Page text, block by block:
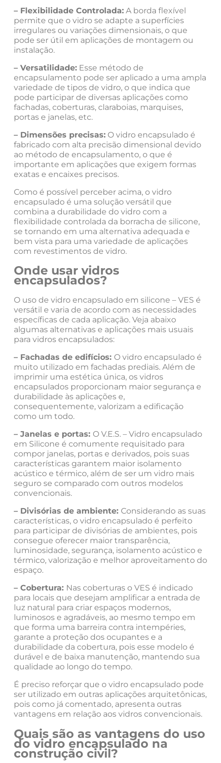
– Flexibilidade Controlada: A borda flexível
permite que o vidro se adapte a superfícies
irregulares ou variações dimensionais, o que
pode ser útil em aplicações de montagem ou
instalação.
– Versatilidade: Esse método de
encapsulamento pode ser aplicado a uma ampla
variedade de tipos de vidro, o que indica que
pode participar de diversas aplicações como
fachadas, coberturas, claraboias, marquises,
portas e janelas, etc.
– Dimensões precisas: O vidro encapsulado é
fabricado com alta precisão dimensional devido
ao método de encapsulamento, o que é
importante em aplicações que exigem formas
exatas e encaixes precisos.
Como é possível perceber acima, o vidro
encapsulado é uma solução versátil que
combina a durabilidade do vidro com a
flexibilidade controlada da borracha de silicone,
se tornando em uma alternativa adequada e
bem vista para uma variedade de aplicações
com revestimentos de vidro.
Onde usar vidros
encapsulados?
O uso de vidro encapsulado em silicone – VES é
versátil e varia de acordo com as necessidades
específicas de cada aplicação. Veja abaixo
algumas alternativas e aplicações mais usuais
para vidros encapsulados:
– Fachadas de edifícios: O vidro encapsulado é
muito utilizado em fachadas prediais. Além de
imprimir uma estética única, os vidros
encapsulados proporcionam maior segurança e
durabilidade às aplicações e,
consequentemente, valorizam a edificação
como um todo.
– Janelas e portas: O V.E.S. – Vidro encapsulado
em Silicone é comumente requisitado para
compor janelas, portas e derivados, pois suas
características garantem maior isolamento
acústico e térmico, além de ser um vidro mais
seguro se comparado com outros modelos
convencionais.
– Divisórias de ambiente: Considerando as suas
características, o vidro encapsulado é perfeito
para participar de divisórias de ambientes, pois
consegue oferecer maior transparência,
luminosidade, segurança, isolamento acústico e
térmico, valorização e melhor aproveitamento do
espaço.
– Cobertura: Nas coberturas o VES é indicado
para locais que desejam amplificar a entrada de
luz natural para criar espaços modernos,
luminosos e agradáveis, ao mesmo tempo em
que forma uma barreira contra intempéries,
garante a proteção dos ocupantes e a
durabilidade da cobertura, pois esse modelo é
durável e de baixa manutenção, mantendo sua
qualidade ao longo do tempo.
É preciso reforçar que o vidro encapsulado pode
ser utilizado em outras aplicações arquitetônicas,
pois como já comentado, apresenta outras
vantagens em relação aos vidros convencionais.
Quais são as vantagens do uso
do vidro encapsulado na
construção civil?